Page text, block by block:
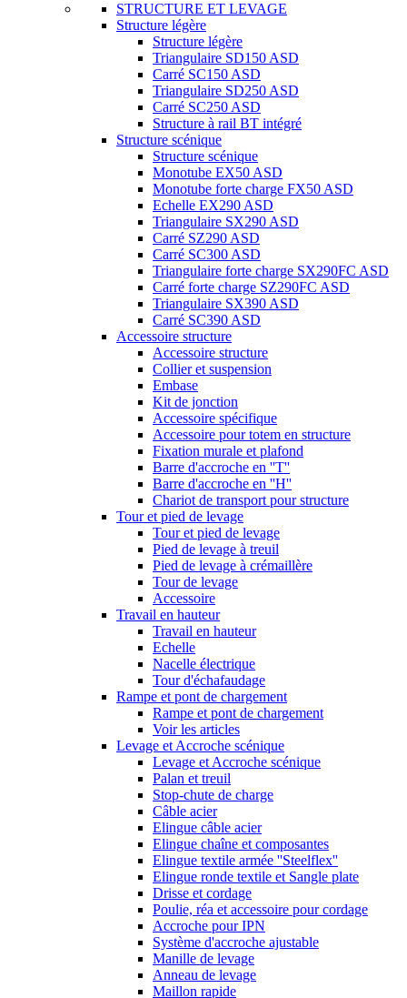
STRUCTURE ET LEVAGE
Structure légère
Structure légère
Triangulaire SD150 ASD
Carré SC150 ASD
Triangulaire SD250 ASD
Carré SC250 ASD
Structure à rail BT intégré
Structure scénique
Structure scénique
Monotube EX50 ASD
Monotube forte charge FX50 ASD
Echelle EX290 ASD
Triangulaire SX290 ASD
Carré SZ290 ASD
Carré SC300 ASD
Triangulaire forte charge SX290FC ASD
Carré forte charge SZ290FC ASD
Triangulaire SX390 ASD
Carré SC390 ASD
Accessoire structure
Accessoire structure
Collier et suspension
Embase
Kit de jonction
Accessoire spécifique
Accessoire pour totem en structure
Fixation murale et plafond
Barre d'accroche en ''T''
Barre d'accroche en ''H''
Chariot de transport pour structure
Tour et pied de levage
Tour et pied de levage
Pied de levage à treuil
Pied de levage à crémaillère
Tour de levage
Accessoire
Travail en hauteur
Travail en hauteur
Echelle
Nacelle électrique
Tour d'échafaudage
Rampe et pont de chargement
Rampe et pont de chargement
Voir les articles
Levage et Accroche scénique
Levage et Accroche scénique
Palan et treuil
Stop-chute de charge
Câble acier
Elingue câble acier
Elingue chaîne et composantes
Elingue textile armée ''Steelflex''
Elingue ronde textile et Sangle plate
Drisse et cordage
Poulie, réa et accessoire pour cordage
Accroche pour IPN
Système d'accroche ajustable
Manille de levage
Anneau de levage
Maillon rapide